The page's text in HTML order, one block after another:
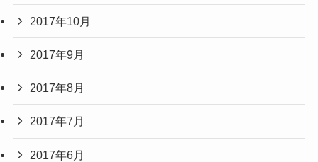
2017年10月
2017年9月
2017年8月
2017年7月
2017年6月